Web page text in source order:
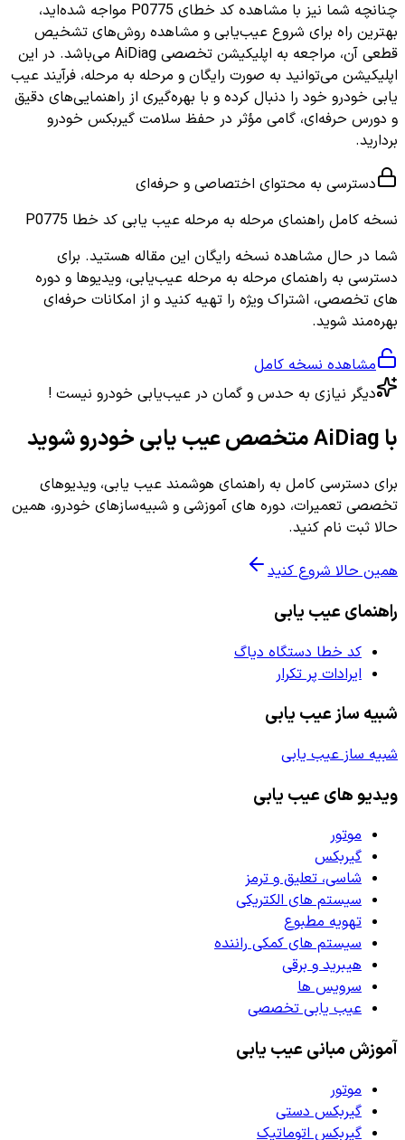
چنانچه شما نیز با مشاهده کد خطای P0775 مواجه شده‌اید،
بهترین راه برای شروع عیب‌یابی و مشاهده روش‌های تشخیص
قطعی آن، مراجعه به اپلیکیشن تخصصی AiDiag می‌باشد. در این
اپلیکیشن می‌توانید به صورت رایگان و مرحله به مرحله، فرآیند عیب
یابی خودرو خود را دنبال کرده و با بهره‌گیری از راهنمایی‌های دقیق
و دورس حرفه‌ای، گامی مؤثر در حفظ سلامت گیربکس خودرو
بردارید.
دسترسی به محتوای اختصاصی و حرفه‌ای
نسخه کامل راهنمای مرحله به مرحله عیب یابی کد خطا P0775
شما در حال مشاهده نسخه رایگان این مقاله هستید. برای
دسترسی به راهنمای مرحله به مرحله عیب‌یابی، ویدیوها و دوره
های تخصصی، اشتراک ویژه را تهیه کنید و از امکانات حرفه‌ای
بهره‌مند شوید.
مشاهده نسخه کامل
دیگر نیازی به حدس و گمان در عیب‌یابی خودرو نیست !
با AiDiag متخصص عیب یابی خودرو شوید
برای دسترسی کامل به راهنمای هوشمند عیب یابی، ویدیوهای
تخصصی تعمیرات، دوره های آموزشی و شبیه‌سازهای خودرو، همین
حالا ثبت نام کنید.
همین حالا شروع کنید
راهنمای عیب یابی
کد خطا دستگاه دیاگ
ایرادات پر تکرار
شبیه ساز عیب یابی
شبیه ساز عیب یابی
ویدیو های عیب یابی
موتور
گیربکس
شاسی، تعلیق و ترمز
سیستم های الکتریکی
تهویه مطبوع
سیستم های کمکی راننده
هیبرید و برقی
سرویس ها
عیب یابی تخصصی
آموزش مبانی عیب یابی
موتور
گیربکس دستی
گیربکس اتوماتیک